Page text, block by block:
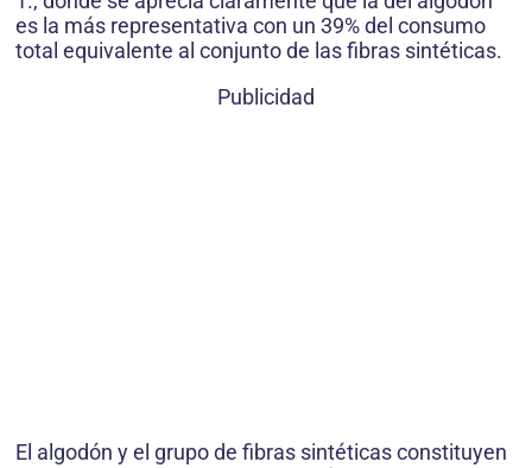
es la más representativa con un 39% del consumo
total equivalente al conjunto de las fibras sintéticas.
Publicidad
El algodón y el grupo de fibras sintéticas constituyen